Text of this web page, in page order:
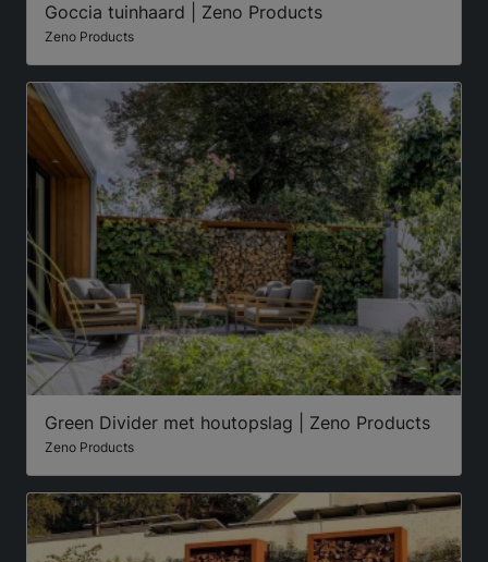
Goccia tuinhaard | Zeno Products
Zeno Products
Green Divider met houtopslag | Zeno Products
Zeno Products